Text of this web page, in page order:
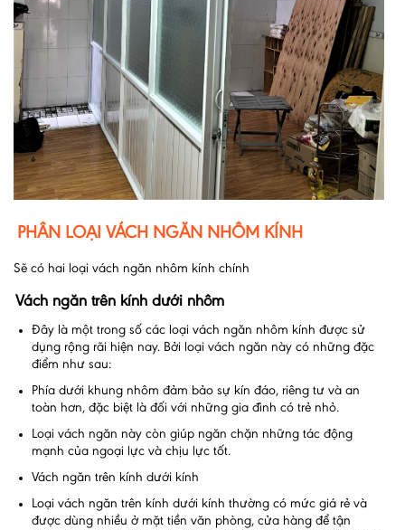
PHÂN LOẠI VÁCH NGĂN NHÔM KÍNH
Sẽ có hai loại vách ngăn nhôm kính chính
Vách ngăn trên kính dưới nhôm
Đây là một trong số các loại vách ngăn nhôm kính được sử
dụng rộng rãi hiện nay. Bởi loại vách ngăn này có những đặc
điểm như sau:
Phía dưới khung nhôm đảm bảo sự kín đáo, riêng tư và an
toàn hơn, đặc biệt là đối với những gia đình có trẻ nhỏ.
Loại vách ngăn này còn giúp ngăn chặn những tác động
mạnh của ngoại lực và chịu lực tốt.
Vách ngăn trên kính dưới kính
Loại vách ngăn trên kính dưới kính thường có mức giá rẻ và
được dùng nhiều ở mặt tiền văn phòng, cửa hàng để tận